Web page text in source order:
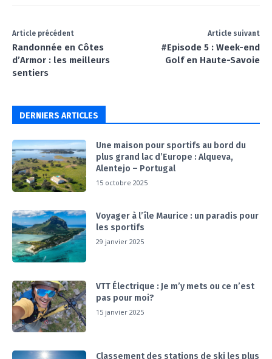
Article précédent
Randonnée en Côtes
d’Armor : les meilleurs
sentiers
Article suivant
#Episode 5 : Week-end
Golf en Haute-Savoie
DERNIERS ARTICLES
Une maison pour sportifs au bord du
plus grand lac d’Europe : Alqueva,
Alentejo – Portugal
15 octobre 2025
Voyager à l’île Maurice : un paradis pour
les sportifs
29 janvier 2025
VTT Électrique : Je m’y mets ou ce n’est
pas pour moi?
15 janvier 2025
Classement des stations de ski les plus